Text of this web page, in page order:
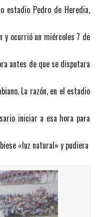
estadio Pedro de Heredia,
y ocurrió un miércoles 7 de
antes de que se disputara
La razón, en el estadio
iniciar a esa hora para
«luz natural» y pudiera